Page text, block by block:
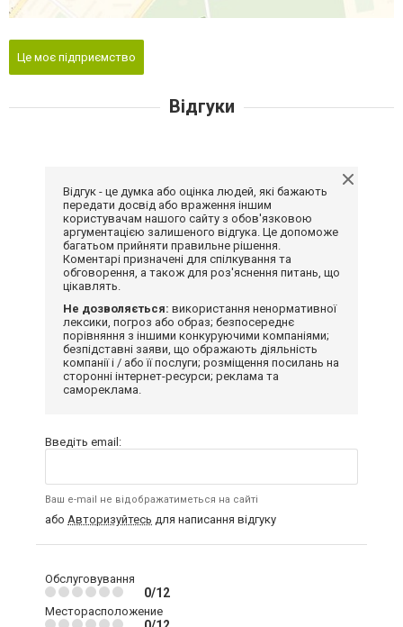
Це моє підприємство
Відгуки
Відгук - це думка або оцінка людей, які бажають
передати досвід або враження іншим
користувачам нашого сайту з обов'язковою
аргументацією залишеного відгука. Це допоможе
багатьом прийняти правильне рішення.
Коментарі призначені для спілкування та
обговорення, а також для роз'яснення питань, що
цікавлять.
Не дозволяється: використання ненормативної
лексики, погроз або образ; безпосереднє
порівняння з іншими конкуруючими компаніями;
безпідставні заяви, що ображають діяльність
компанії і / або її послуги; розміщення посилань на
сторонні інтернет-ресурси; реклама та
самореклама.
Введіть email:
Ваш e-mail не відображатиметься на сайті
або Авторизуйтесь для написання відгуку
Обслуговування
0/12
Месторасположение